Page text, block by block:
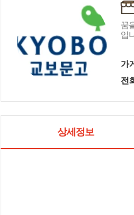
꿈
입
가
전
상세정보